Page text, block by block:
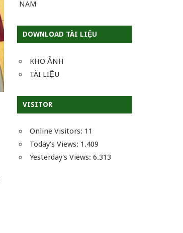
NAM
DOWNLOAD TÀI LIỆU
KHO ẢNH
TÀI LIỆU
VISITOR
Online Visitors: 11
Today's Views: 1.409
Yesterday's Views:6.313